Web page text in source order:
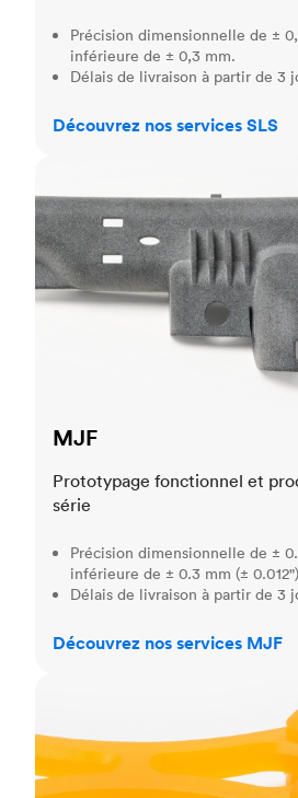
Précision dimensionnelle de ±
inférieure de ± 0,3 mm.
Délais de livraison à partir de 3
Découvrez nos services SLS
MJF
Prototypage fonctionnel et
série
Précision dimensionnelle de ±
inférieure de ± 0.3 mm (±
Délais de livraison à partir de 3
Découvrez nos services MJF